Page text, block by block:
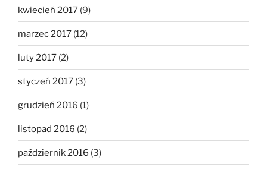
kwiecień 2017 (9)
marzec 2017 (12)
luty 2017 (2)
styczeń 2017 (3)
grudzień 2016 (1)
listopad 2016 (2)
październik 2016 (3)